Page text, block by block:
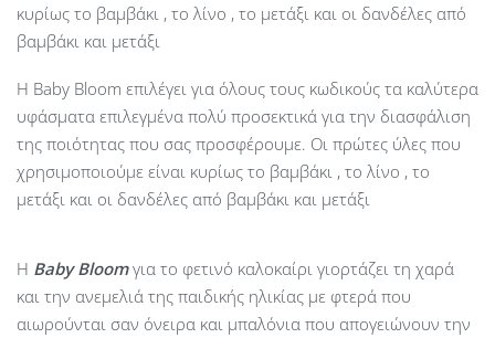
κυρίως το βαμβάκι , το λίνο , το μετάξι και οι δανδέλες από
βαμβάκι και μετάξι
Η Baby Bloom επιλέγει για όλους τους κωδικούς τα καλύτερα
υφάσματα επιλεγμένα πολύ προσεκτικά για την διασφάλιση
της ποιότητας που σας προσφέρουμε. Οι πρώτες ύλες που
χρησιμοποιούμε είναι κυρίως το βαμβάκι , το λίνο , το
μετάξι και οι δανδέλες από βαμβάκι και μετάξι
Η Baby Bloom για το φετινό καλοκαίρι γιορτάζει τη χαρά
και την ανεμελιά της παιδικής ηλικίας με φτερά που
αιωρούνται σαν όνειρα και μπαλόνια που απογειώνουν την